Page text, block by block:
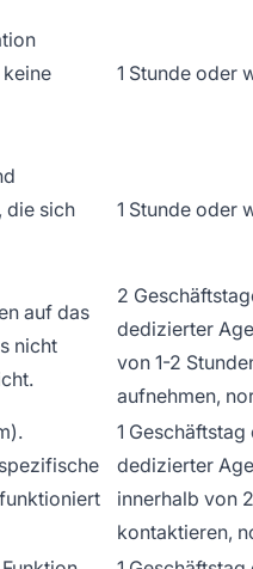
1 Stunde oder
die sich
1 Stunde oder
auf das
nicht
2
dedizierter
von 1-2
aufnehmen,
1
dedizierter
innerhalb von
kontaktieren,